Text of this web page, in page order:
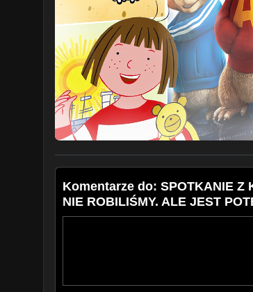
#perkusja #gitara #gramy
Komentarze do: SPOTKANIE Z
NIE ROBILIŚMY. ALE JEST